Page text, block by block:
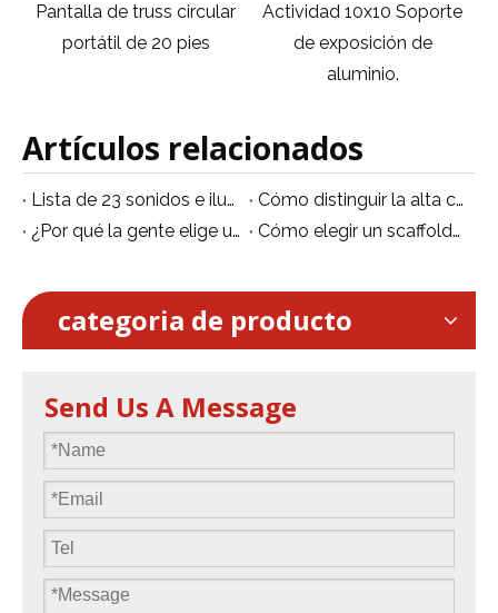
Pantalla de truss circular
portátil de 20 pies
Actividad 10x10 Soporte
de exposición de
aluminio.
Artículos relacionados
Lista de 23 sonidos e iluminación exposiciones en todo el mundo.
Cómo distinguir la alta calidad e inferior a la truss de aluminio.
¿Por qué la gente elige un truss de aluminio en lugar de un truss de hierro?
Cómo elegir un scaffolder de aluminio
categoria de producto
Send Us A Message